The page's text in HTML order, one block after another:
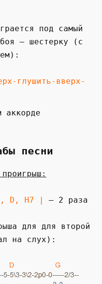
под самый
— шестерку (с
глушить-вверх-
аккорде
песни
D, H7 | — 2 раза
для для второй
на слух):